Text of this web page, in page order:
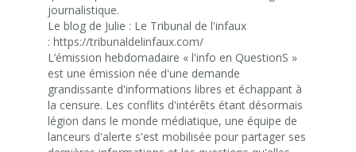
journalistique.
Le blog de Julie : Le Tribunal de l'infaux
: https://tribunaldelinfaux.com/
L’émission hebdomadaire « l'info en QuestionS »
est une émission née d'une demande
grandissante d'informations libres et échappant à
la censure. Les conflits d'intérêts étant désormais
légion dans le monde médiatique, une équipe de
lanceurs d'alerte s'est mobilisée pour partager ses